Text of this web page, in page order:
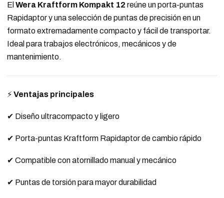
El Wera Kraftform Kompakt 12 reúne un porta-puntas
Rapidaptor y una selección de puntas de precisión en un
formato extremadamente compacto y fácil de transportar.
Ideal para trabajos electrónicos, mecánicos y de
mantenimiento.
⚡Ventajas principales
✔ Diseño ultracompacto y ligero
✔ Porta-puntas Kraftform Rapidaptor de cambio rápido
✔ Compatible con atornillado manual y mecánico
✔ Puntas de torsión para mayor durabilidad